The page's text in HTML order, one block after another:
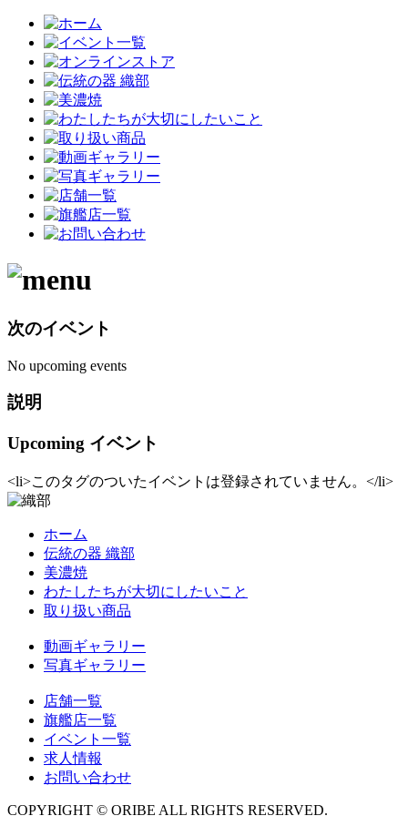
次のイベント
No upcoming events
説明
Upcoming イベント
<li>このタグのついたイベントは登録されていません。</li>
ホーム
伝統の器 織部
美濃焼
わたしたちが大切にしたいこと
取り扱い商品
動画ギャラリー
写真ギャラリー
店舗一覧
旗艦店一覧
イベント一覧
求人情報
お問い合わせ
COPYRIGHT © ORIBE ALL RIGHTS RESERVED.